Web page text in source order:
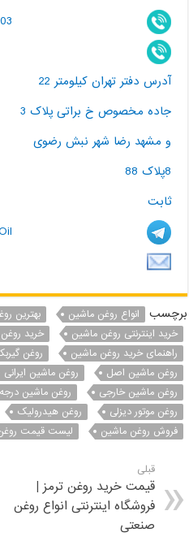
آدرس دفتر تهران کیلومتر 22
جاده مخصوص خ براتی پلاک 3
و مشهد رضا شهر نبش رضوی
8پلاک 88
ثابت
برچسب انواع روغن ماشین بهترین
خرید اینترنتی روغن ماشین
خرید
راهنمای خرید روغن ماشین
روغن
روغن ماشین اصل
روغن ماشین ایرانی
روغن ماشین خارجی
روغن ماشین
روغن موتور دیزلی
روغن هیدرولیک
فروش روغن ماشین
لیست قیمت
قبلی
قیمت خرید روغن ترمز |
فروشگاه اینترنتی انواع روغن
صنعتی